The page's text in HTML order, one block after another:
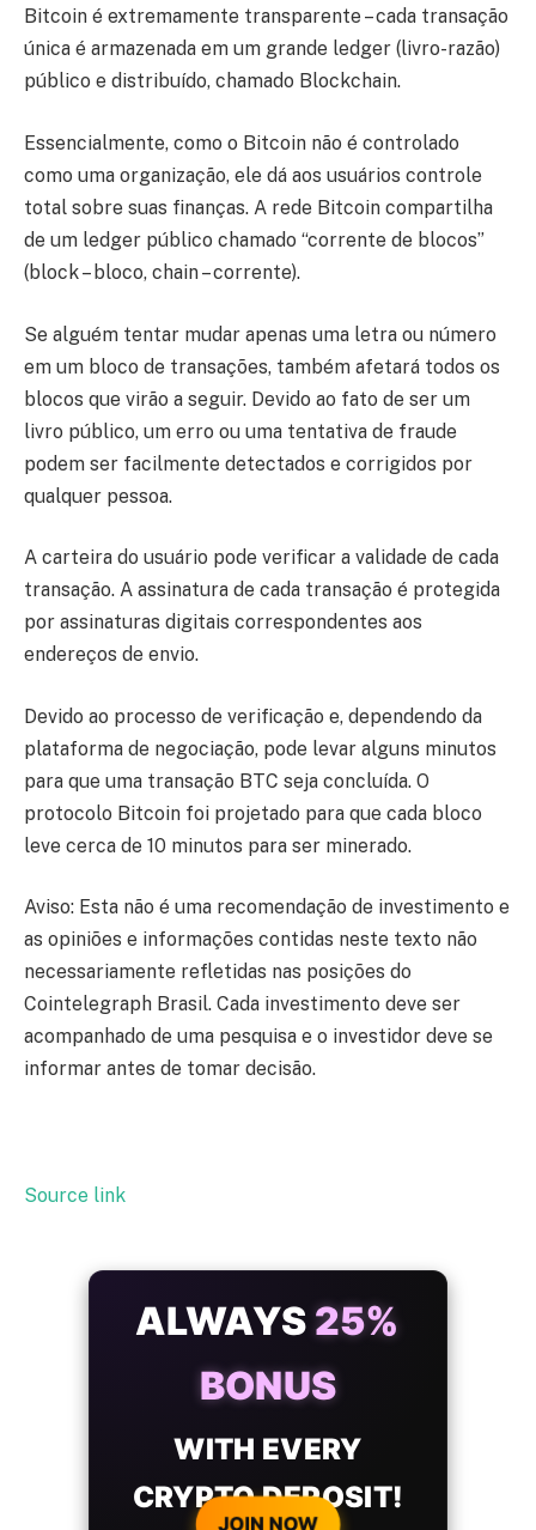
Bitcoin é extremamente transparente – cada transação
única é armazenada em um grande ledger (livro-razão)
público e distribuído, chamado Blockchain.
Essencialmente, como o Bitcoin não é controlado
como uma organização, ele dá aos usuários controle
total sobre suas finanças. A rede Bitcoin compartilha
de um ledger público chamado “corrente de blocos”
(block – bloco, chain – corrente).
Se alguém tentar mudar apenas uma letra ou número
em um bloco de transações, também afetará todos os
blocos que virão a seguir. Devido ao fato de ser um
livro público, um erro ou uma tentativa de fraude
podem ser facilmente detectados e corrigidos por
qualquer pessoa.
A carteira do usuário pode verificar a validade de cada
transação. A assinatura de cada transação é protegida
por assinaturas digitais correspondentes aos
endereços de envio.
Devido ao processo de verificação e, dependendo da
plataforma de negociação, pode levar alguns minutos
para que uma transação BTC seja concluída. O
protocolo Bitcoin foi projetado para que cada bloco
leve cerca de 10 minutos para ser minerado.
Aviso: Esta não é uma recomendação de investimento e
as opiniões e informações contidas neste texto não
necessariamente refletidas nas posições do
Cointelegraph Brasil. Cada investimento deve ser
acompanhado de uma pesquisa e o investidor deve se
informar antes de tomar decisão.
Source link
ALWAYS 25%
BONUS
WITH EVERY
CRYPTO DEPOSIT!
JOIN NOW